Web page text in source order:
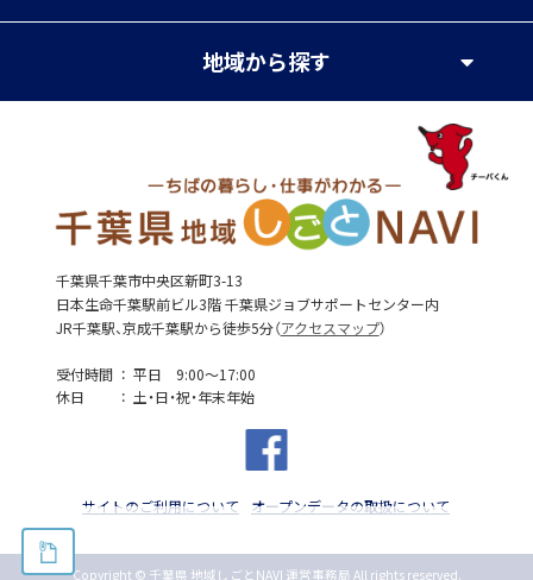
地域から探す
千葉県千葉市中央区新町3-13
日本生命千葉駅前ビル3階 千葉県ジョブサポートセンター内
JR千葉駅、京成千葉駅から徒歩5分（アクセスマップ）
受付時間
平日 9:00～17:00
休日
土・日・祝・年末年始
サイトのご利用について オープンデータの取扱について
Copyright © 千葉県 地域しごとNAVI 運営事務局 All rights reserved.